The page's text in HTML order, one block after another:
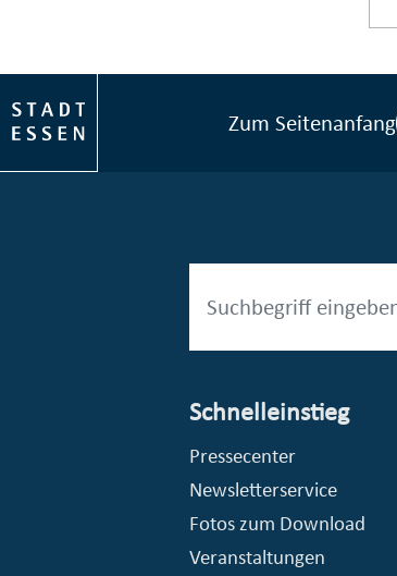
Zum Seitenanfang
Schnelleinstieg
Pressecenter
Newsletterservice
Fotos zum Download
Veranstaltungen
© Stadt Essen, Presse- und Kommunikationsamt